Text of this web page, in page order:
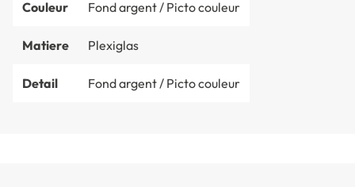
Couleur Fond argent / Picto couleur
Matiere Plexiglas
Detail Fond argent / Picto couleur